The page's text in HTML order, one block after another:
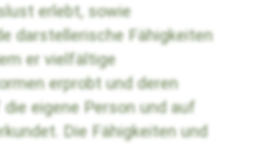
erlebt, sowie
darstellerische Fähigkeiten
er vielfältige
erprobt und deren
eigene Person und auf
Die Fähigkeiten und